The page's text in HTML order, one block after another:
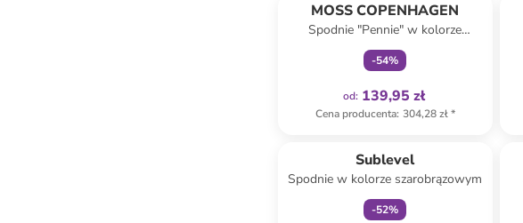
MOSS COPENHAGEN
Spodnie "Pennie" w kolorze
szarobrązowym
-54%
od: 139,95 zł
Cena producenta: 304,28 zł*
Sublevel
Spodnie w kolorze szarobrązowym
-52%